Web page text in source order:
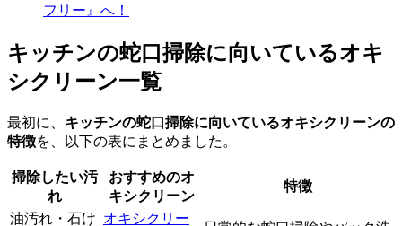
フリー』へ！
キッチンの蛇口掃除に向いているオキ
シクリーン一覧
最初に、 キッチンの蛇口掃除に向いているオキシクリーンの
特徴を、以下の表にまとめました。
掃除したい汚
れ
おすすめのオ
キシクリーン
特徴
油汚れ・石け オキシクリー